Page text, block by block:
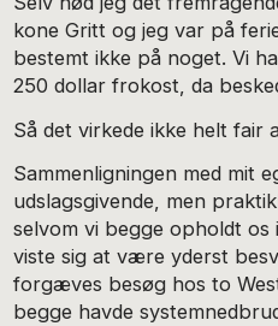
kone Gritt og jeg var på
bestemt ikke på noget. Vi
250 dollar frokost, da
Så det virkede ikke helt fair
Sammenligningen med mit
udslagsgivende, men
selvom vi begge opholdt os
viste sig at være yderst
forgæves besøg hos to
begge havde